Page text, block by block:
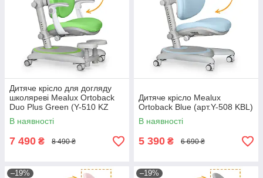
Дитяче крісло для догляду
школяреві Mealux Ortoback
Duo Plus Green (Y-510 KZ
Plus) з підлокітниками
В наявності
7 490 ₴ 8 490 ₴
Дитяче крісло Mealux
Ortoback Blue (арт.Y-508 KBL)
В наявності
5 390 ₴ 6 690 ₴
–19% –19%